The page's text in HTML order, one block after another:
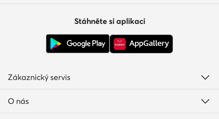
Stáhněte si aplikaci
Zákaznický servis
O nás